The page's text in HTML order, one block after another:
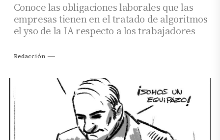
Conoce las obligaciones laborales que las
empresas tienen en el tratado de algoritmos
el yso de la IA respecto a los trabajadores
Redacción